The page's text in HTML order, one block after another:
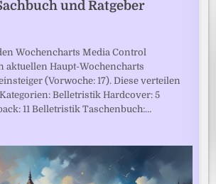
und Ratgeber
Wochencharts Media Control
aktuellen Haupt-Wochencharts
(Vorwoche: 17). Diese verteilen
Belletristik Hardcover: 5
11 Belletristik Taschenbuch:…